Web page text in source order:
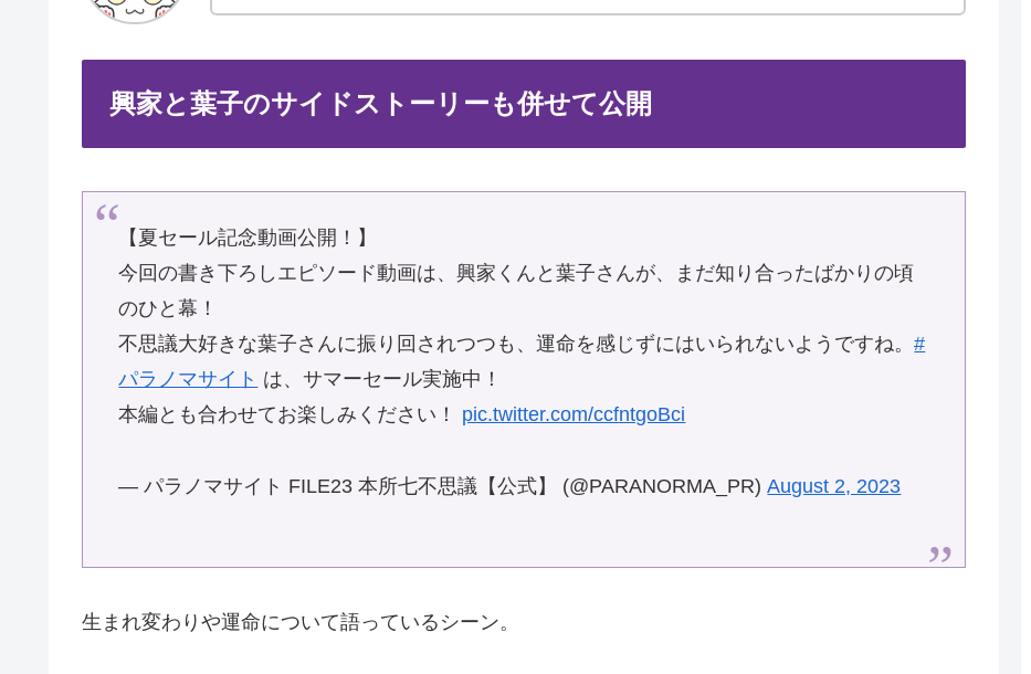
興家と葉子のサイドストーリーも併せて公開
【夏セール記念動画公開！】
今回の書き下ろしエピソード動画は、興家くんと葉子さんが、まだ知り合ったばかりの頃
のひと幕！
不思議大好きな葉子さんに振り回されつつも、運命を感じずにはいられないようですね。#
パラノマサイト は、サマーセール実施中！
本編とも合わせてお楽しみください！ pic.twitter.com/ccfntgoBci
— パラノマサイト FILE23 本所七不思議【公式】 (@PARANORMA_PR)August 2, 2023
生まれ変わりや運命について語っているシーン。